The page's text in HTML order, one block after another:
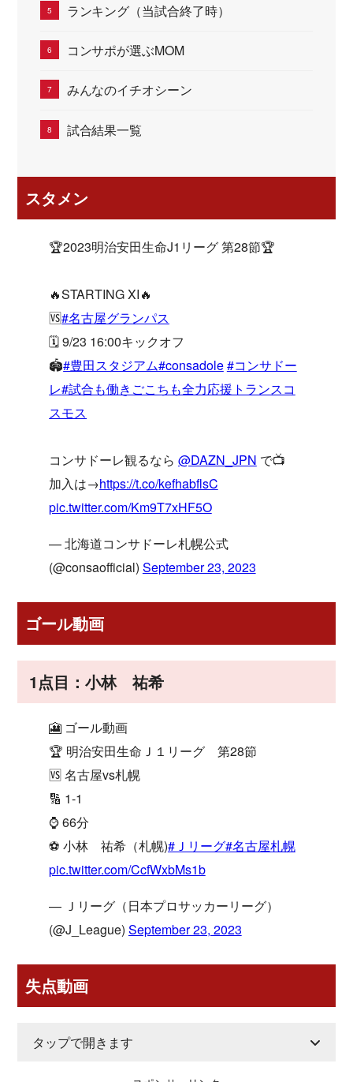
ランキング（当試合終了時）
コンサポが選ぶMOM
みんなのイチオシーン
試合結果一覧
スタメン
🏆2023明治安田生命J1リーグ 第28節🏆
🔥STARTING XI🔥
🆚#名古屋グランパス
🗓 9/23 16:00キックオフ
🏟#豊田スタジアム#consadole#コンサドー
レ#試合も働きごこちも全力応援トランスコ
スモス
コンサドーレ観るなら @DAZN_JPN で📺
加入は→https://t.co/kefhabflsC
pic.twitter.com/Km9T7xHF5O
— 北海道コンサドーレ札幌公式
(@consaofficial) September 23, 2023
ゴール動画
1点目：小林 祐希
🎦 ゴール動画
🏆 明治安田生命Ｊ１リーグ 第28節
🆚 名古屋vs札幌
🔢 1-1
⌚️ 66分
⚽️ 小林 祐希（札幌)#Ｊリーグ#名古屋札幌
pic.twitter.com/CcfWxbMs1b
— Ｊリーグ（日本プロサッカーリーグ）
(@J_League) September 23, 2023
失点動画
タップで開きます